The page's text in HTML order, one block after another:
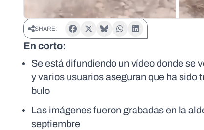
SHARE:
En corto:
Se está difundiendo un vídeo donde se
y varios usuarios aseguran que ha sido
bulo
Las imágenes fueron grabadas en la
septiembre